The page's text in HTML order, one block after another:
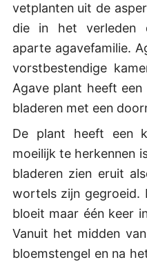
vetplanten uit de
die in het verleden
aparte agavefamilie.
vorstbestendige
Agave plant heeft
bladeren met een
De plant heeft een
moeilijk te herkennen
bladeren zien eruit
wortels zijn gegroeid.
bloeit maar één keer
Vanuit het midden
bloemstengel en na